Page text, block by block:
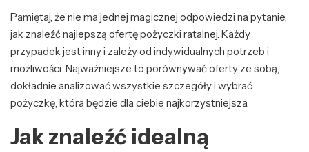
Pamiętaj, że nie ma jednej magicznej odpowiedzi na pytanie,
jak znaleźć najlepszą ofertę pożyczki ratalnej. Każdy
przypadek jest inny i zależy od indywidualnych potrzeb i
możliwości. Najważniejsze to porównywać oferty ze sobą,
dokładnie analizować wszystkie szczegóły i wybrać
pożyczkę, która będzie dla ciebie najkorzystniejsza.
Jak znaleźć idealną